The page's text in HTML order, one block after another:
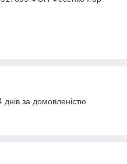
за домовленістю